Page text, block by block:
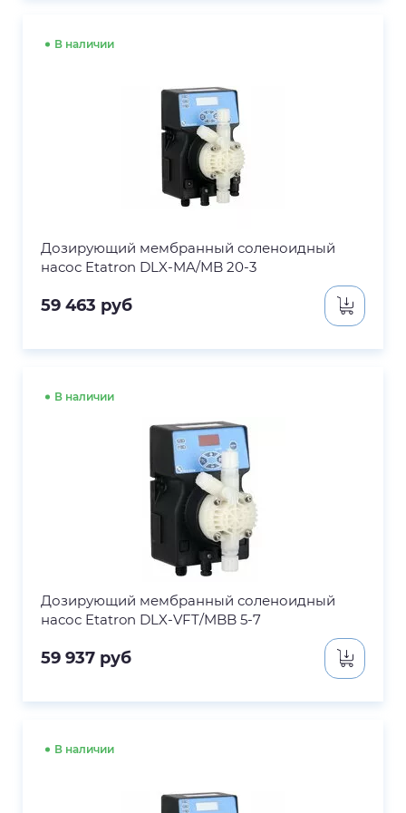
В наличии
Дозирующий мембранный соленоидный
насос Etatron DLX-MA/MB 20-3
59 463 руб
В наличии
Дозирующий мембранный соленоидный
насос Etatron DLX-VFT/MBB 5-7
59 937 руб
В наличии